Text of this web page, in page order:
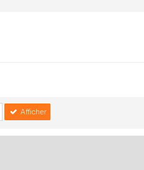
Afficher